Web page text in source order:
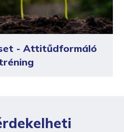
- Attitűdformáló